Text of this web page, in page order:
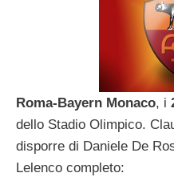
Roma-Bayern Monaco, i
dello Stadio Olimpico.
disporre di Daniele De
Lelenco completo: